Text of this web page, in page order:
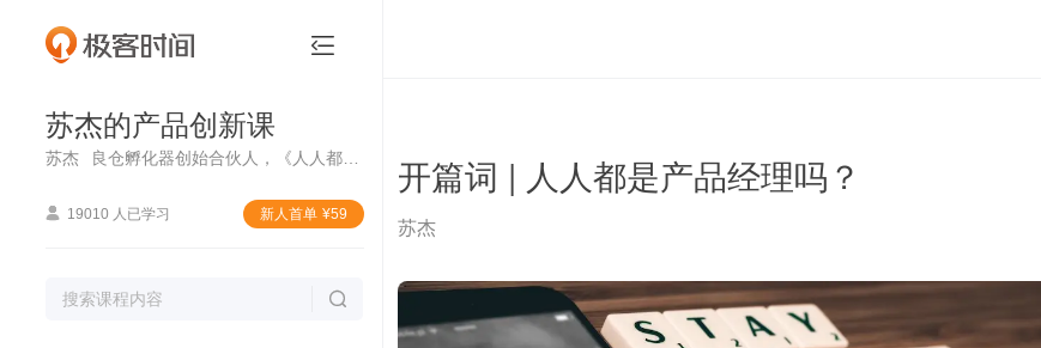

苏杰的产品创新课
苏杰
 19010 人已学习 新⼈⾸单 ¥59

 苏杰的产品创新课
开篇词 | 人人都是产品经理吗？
苏杰